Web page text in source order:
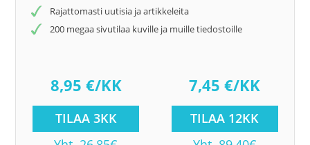
Rajattomasti uutisia ja artikkeleita
200 megaa sivutilaa kuville ja muille tiedostoille
8,95 €/KK
TILAA 3KK
7,45 €/KK
TILAA 12KK